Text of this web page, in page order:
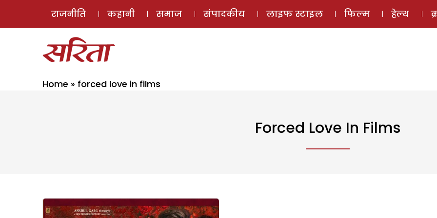
ई-मैगज़ीन
राजनीति कहानी समाज संपादकीय लाइफ स्टाइल फिल्म हेल्थ
Home » forced love in films
Forced Love In Films